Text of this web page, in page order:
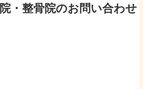
・整骨院のお問い合わせ